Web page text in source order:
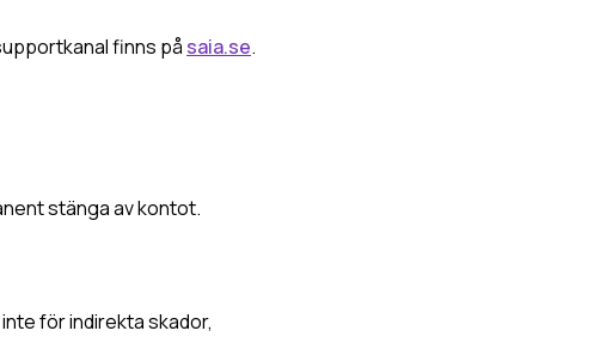
finns på saia.se.
stänga av kontot.
för indirekta skador,